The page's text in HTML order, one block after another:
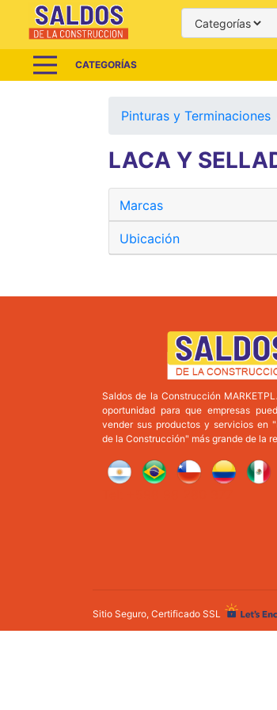
CATEGORÍAS
Pinturas y Terminaciones
LACA Y
Marcas
Ubicación
Saldos de la Construcción
oportunidad para que empresas
vender sus productos y servicios en
de la Construcción" más grande de la
Sitio Seguro, Certificado SSL